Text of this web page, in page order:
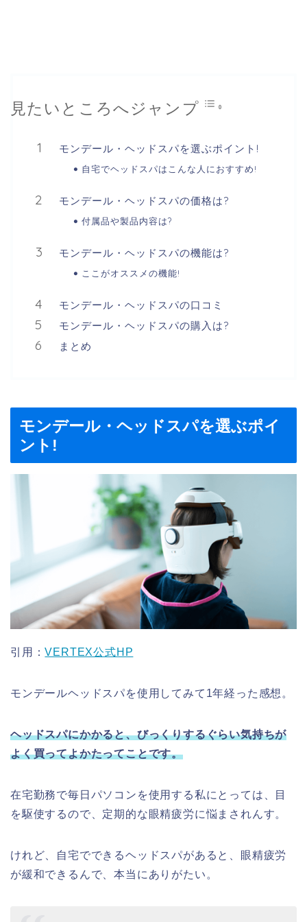
見たいところへジャンプ
モンデール・ヘッドスパを選ぶポイント!
自宅でヘッドスパはこんな人におすすめ!
モンデール・ヘッドスパの価格は?
付属品や製品内容は?
モンデール・ヘッドスパの機能は?
ここがオススメの機能!
モンデール・ヘッドスパの口コミ
モンデール・ヘッドスパの購入は?
まとめ
モンデール・ヘッドスパを選ぶポイ
ント!
引用：VERTEX公式HP
モンデールヘッドスパを使用してみて1年経った感想。
ヘッドスパにかかると、びっくりするぐらい気持ちが
よく買ってよかたってことです。
在宅勤務で毎日パソコンを使用する私にとっては、目
を駆使するので、定期的な眼精疲労に悩まされんす。
けれど、自宅でできるヘッドスパがあると、眼精疲労
が緩和できるんで、本当にありがたい。